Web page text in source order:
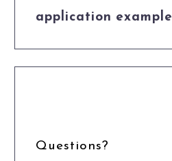
application example
Questions?